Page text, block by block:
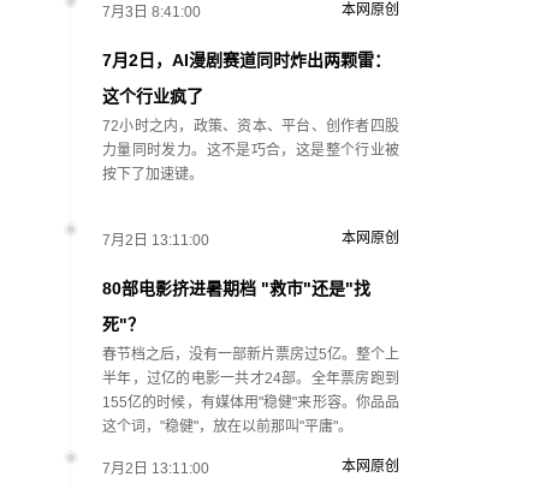
7月3日 8:41:00
7月2日，AI漫剧赛道同时炸出两颗雷：
这个行业疯了
72小时之内，政策、资本、平台、创作者四股
力量同时发力。这不是巧合，这是整个行业被
按下了加速键。
本网原创
7月2日 13:11:00
80部电影挤进暑期档 "救市"还是"找
死"？
春节档之后，没有一部新片票房过5亿。整个上
半年，过亿的电影一共才24部。全年票房跑到
155亿的时候，有媒体用"稳健"来形容。你品品
这个词，"稳健"，放在以前那叫"平庸"。
本网原创
7月2日 13:11:00 本网原创